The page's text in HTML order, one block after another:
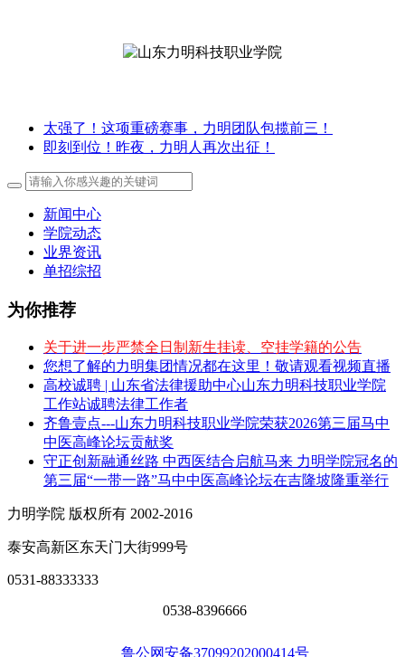
太强了！这项重磅赛事，力明团队包揽前三！
即刻到位！昨夜，力明人再次出征！
新闻中心
学院动态
业界资讯
单招综招
为你推荐
关于进一步严禁全日制新生挂读、空挂学籍的公告
您想了解的力明集团情况都在这里！敬请观看视频直播
高校诚聘 | 山东省法律援助中心山东力明科技职业学院
工作站诚聘法律工作者
齐鲁壹点---山东力明科技职业学院荣获2026第三届马中
中医高峰论坛贡献奖
守正创新融通丝路 中西医结合启航马来 力明学院冠名的
第三届“一带一路”马中中医高峰论坛在吉隆坡隆重举行
力明学院 版权所有 2002-2016
泰安高新区东天门大街999号
0531-88333333
0538-8396666
鲁公网安备37099202000414号